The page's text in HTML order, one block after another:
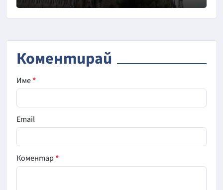
Коментирай
Име*
Email
Коментар*